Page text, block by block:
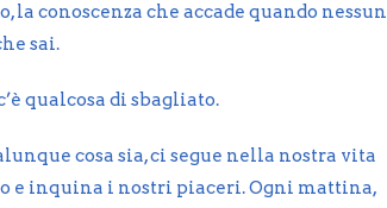
conoscenza che accade quando nessun
sai.
qualcosa di sbagliato.
cosa sia, ci segue nella nostra vita
e inquina i nostri piaceri. Ogni mattina,